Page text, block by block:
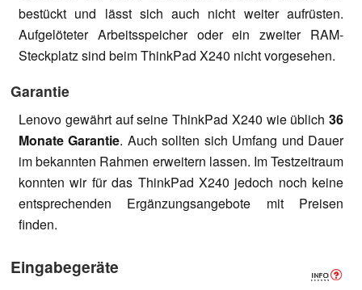
bestückt und lässt sich auch nicht weiter aufrüsten.
Aufgelöteter Arbeitsspeicher oder ein zweiter RAM-
Steckplatz sind beim ThinkPad X240 nicht vorgesehen.
Garantie
Lenovo gewährt auf seine ThinkPad X240 wie üblich 36
Monate Garantie. Auch sollten sich Umfang und Dauer
im bekannten Rahmen erweitern lassen. Im Testzeitraum
konnten wir für das ThinkPad X240 jedoch noch keine
entsprechenden Ergänzungsangebote mit Preisen
finden.
Eingabegeräte